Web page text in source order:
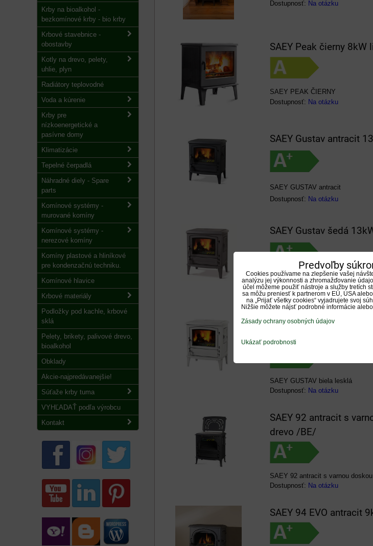
Dostupnosť: Na otázku
SAEY Peak čierny
SAEY PEAK ČIERNY
Dostupnosť: Na otázku
SAEY Gustav antracit
SAEY GUSTAV antracit
Dostupnosť: Na otázku
SAEY Gustav šedá
SAEY GUSTAV šedá
Dostupnosť:Na otázku
SAEY Gustav biela
/BE/
SAEY GUSTAV biela lesklá
Dostupnosť: Na otázku
SAEY 92 antracit s
drevo /BE/
SAEY 92 antracit s varnou
Dostupnosť: Na otázku
SAEY 94 EVO antracit
Krby na bioalkohol -
bezkomínové krby - bio krby
Krbové stavebnice -
obostavby
Kotly na drevo, pelety,
uhlie, plyn
Radiátory teplovodné
Voda a kúrenie
Krby pre
nízkoenergetické a
pasívne domy
Klimatizácie
Tepelné čerpadlá
Náhradné diely - Spare
parts
Komínové systémy -
murované komíny
Komínové systémy -
nerezové komíny
Komíny plastové a hliníkové
pre kondenzačnú techniku.
Komínové hlavice
Krbové materiály
Podložky pod kachle, krbové
sklá
Pelety, brikety, palivové drevo,
bioalkohol
Obklady
Akcie-najpredávanejšie!
Súťaže krby tuma
VYHĽADAŤ podľa výrobcu
Kontakt
Predvoľby
Cookies používame na zlepšenie vašej
analýzu jej výkonnosti a zhromažďovanie
účel môžeme použiť nástroje a služby tretích
sa môžu preniesť k partnerom v EÚ, USA
na „Prijať všetky cookies“ vyjadrujete svoj
Nižšie môžete nájsť podrobné informácie
Zásady ochrany osobných údajov
Ukázať podrobnosti